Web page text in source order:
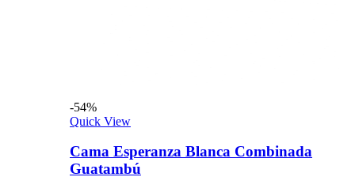
-54%
Quick View
Cama Esperanza Blanca Combinada
Guatambú